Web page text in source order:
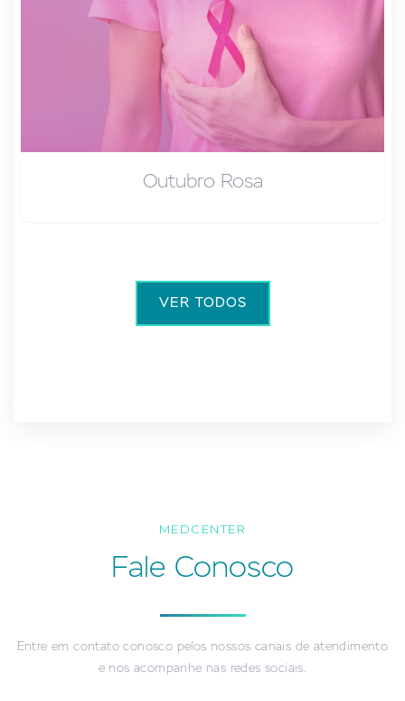
Outubro Rosa
VER TODOS
MEDCENTER
Fale Conosco
Entre em contato conosco pelos nossos canais de atendimento
e nos acompanhe nas redes sociais.